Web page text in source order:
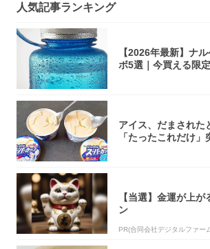
人気記事ランキング
【2026年最新】ナ
ボ5選｜今買える限
アイス、だまされた
「たったこれだけ
【当選】金運が上
ン
PR(合同会社デジタルファー